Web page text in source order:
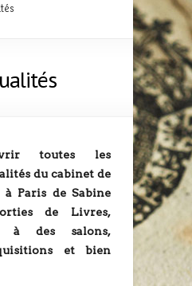
toutes les
du cabinet de
à Paris de Sabine
de Livres,
à des salons,
et bien